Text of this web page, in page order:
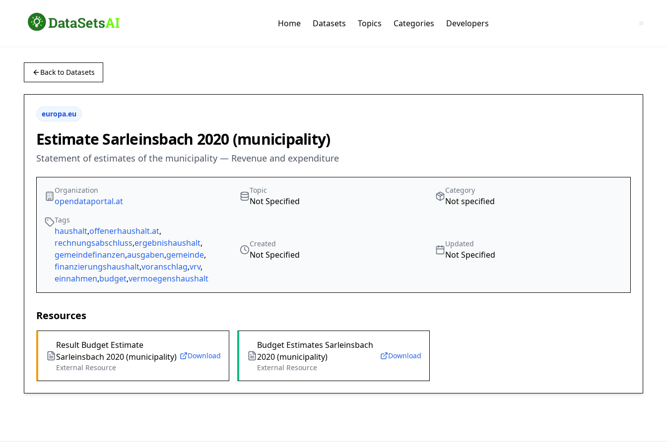
Home Datasets Topics Categories Developers
Back to Datasets
europa.eu
Estimate Sarleinsbach 2020 (municipality)
Statement of estimates of the municipality — Revenue and expenditure
Organization
opendataportal.at
Topic
Not Specified
Category
Not specified
Tags
haushalt,offenerhaushalt.at,
rechnungsabschluss,ergebnishaushalt,
gemeindefinanzen,ausgaben,gemeinde,
finanzierungshaushalt,voranschlag,vrv,
einnahmen,budget,vermoegenshaushalt
Created
Not Specified
Updated
Not Specified
Resources
Result Budget Estimate
Sarleinsbach 2020 (municipality)
External Resource
Download
Budget Estimates Sarleinsbach
2020 (municipality)
External Resource
Download